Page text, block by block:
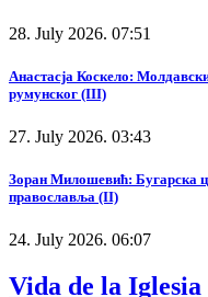
28. July 2026. 07:51
Анастасја Коскело:
румунског (III)
27. July 2026. 03:43
Зоран Милошевић: Бугарска
православља (II)
24. July 2026. 06:07
Vida de la Iglesia